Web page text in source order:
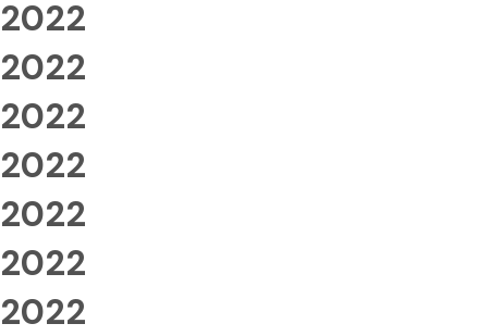
2022
2022
2022
2022
2022
2022
2022